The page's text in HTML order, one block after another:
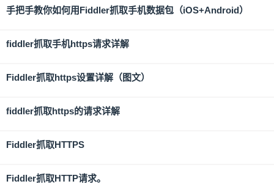
手把手教你如何用Fiddler抓取手机数据包（iOS+Android）
fiddler抓取手机https请求详解
Fiddler抓取https设置详解（图文）
fiddler抓取https的请求详解
Fiddler抓取HTTPS
Fiddler抓取HTTP请求。